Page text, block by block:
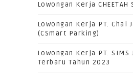
Lowongan Kerja CHEETAH
Lowongan Kerja PT. Chai
(CSmart Parking)
Lowongan Kerja PT. SIMS
Terbaru Tahun 2023